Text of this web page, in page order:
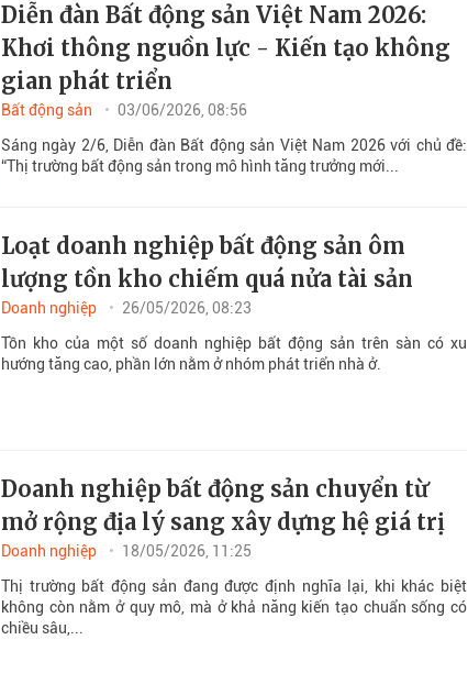
Diễn đàn Bất động sản Việt Nam 2026:
Khơi thông nguồn lực - Kiến tạo không
gian phát triển
Bất động sản
03/06/2026, 08:56
Sáng ngày 2/6, Diễn đàn Bất động sản Việt Nam 2026 với chủ đề:
“Thị trường bất động sản trong mô hình tăng trưởng mới...
Loạt doanh nghiệp bất động sản ôm
lượng tồn kho chiếm quá nửa tài sản
Doanh nghiệp
26/05/2026, 08:23
Tồn kho của một số doanh nghiệp bất động sản trên sàn có xu
hướng tăng cao, phần lớn nằm ở nhóm phát triển nhà ở.
Doanh nghiệp bất động sản chuyển từ
mở rộng địa lý sang xây dựng hệ giá trị
Doanh nghiệp
18/05/2026, 11:25
Thị trường bất động sản đang được định nghĩa lại, khi khác biệt
không còn nằm ở quy mô, mà ở khả năng kiến tạo chuẩn sống có
chiều sâu,...